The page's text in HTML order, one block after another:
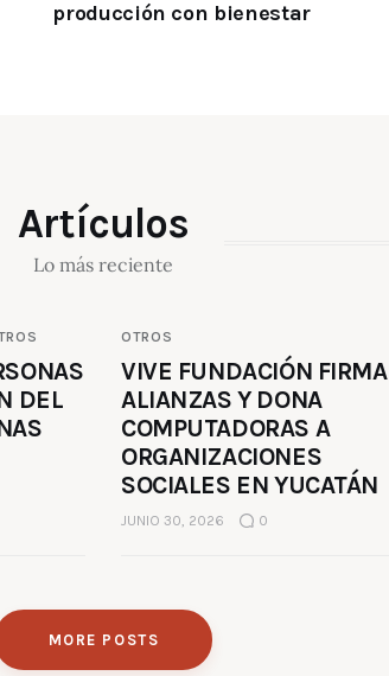
producción con bienestar
Artículos
Lo más reciente
DEL
OTROS
VIVE FUNDACIÓN FIRMA
ALIANZAS Y DONA
COMPUTADORAS A
ORGANIZACIONES
SOCIALES EN YUCATÁN
JUNIO 30, 2026 0
MORE POSTS